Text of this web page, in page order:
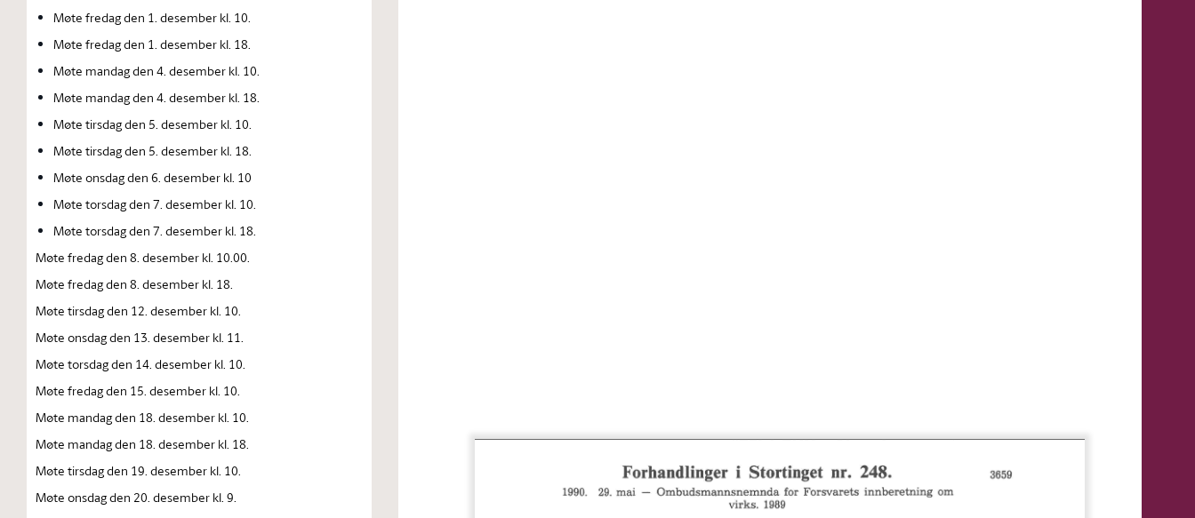
Møte fredag den 1. desember kl. 10.
Møte fredag den 1. desember kl. 18.
Møte mandag den 4. desember kl. 10.
Møte mandag den 4. desember kl. 18.
Møte tirsdag den 5. desember kl. 10.
Møte tirsdag den 5. desember kl. 18.
Møte onsdag den 6. desember kl. 10
Møte torsdag den 7. desember kl. 10.
Møte torsdag den 7. desember kl. 18.
Møte fredag den 8. desember kl. 10.00.
Møte fredag den 8. desember kl. 18.
Møte tirsdag den 12. desember kl. 10.
Møte onsdag den 13. desember kl. 11.
Møte torsdag den 14. desember kl. 10.
Møte fredag den 15. desember kl. 10.
Møte mandag den 18. desember kl. 10.
Møte mandag den 18. desember kl. 18.
Møte tirsdag den 19. desember kl. 10.
Møte onsdag den 20. desember kl. 9.